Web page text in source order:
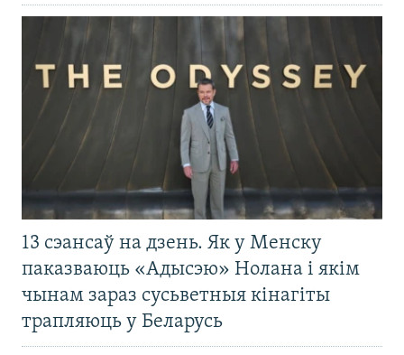
13 сэансаў на дзень. Як у Менску
паказваюць «Адысэю» Нолана і якім
чынам зараз сусьветныя кінагіты
трапляюць у Беларусь